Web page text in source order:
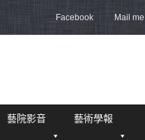
Facebook Mail me
藝院影音 藝術學報